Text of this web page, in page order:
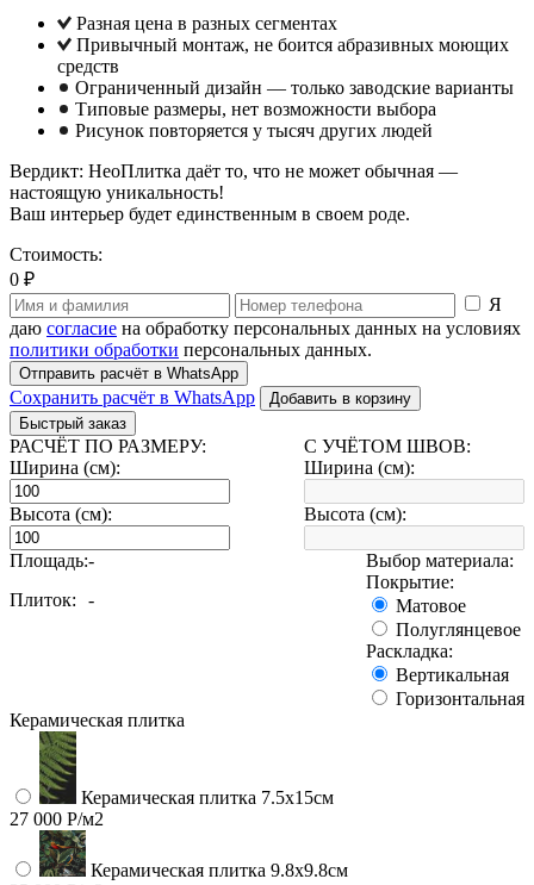
Разная цена в разных сегментах
Привычный монтаж, не боится абразивных моющих
средств
Ограниченный дизайн — только заводские варианты
Типовые размеры, нет возможности выбора
Рисунок повторяется у тысяч других людей
Вердикт: НеоПлитка даёт то, что не может обычная —
настоящую уникальность!
Ваш интерьер будет единственным в своем роде.
Стоимость:
0 ₽
Я
даю согласие на обработку персональных данных на условиях
политики обработки персональных данных.
Отправить расчёт в WhatsApp
Сохранить расчёт в WhatsApp
Добавить в корзину
Быстрый заказ
РАСЧЁТ ПО РАЗМЕРУ:
Ширина (см):
Высота (см):
С УЧЁТОМ ШВОВ:
Ширина (см):
Высота (см):
Площадь:-
Плиток:
-
Выбор материала:
Покрытие:
Матовое
Полуглянцевое
Раскладка:
Вертикальная
Горизонтальная
Керамическая плитка
Керамическая плитка 7.5х15см
27 000 Р/м2
Керамическая плитка 9.8x9.8см